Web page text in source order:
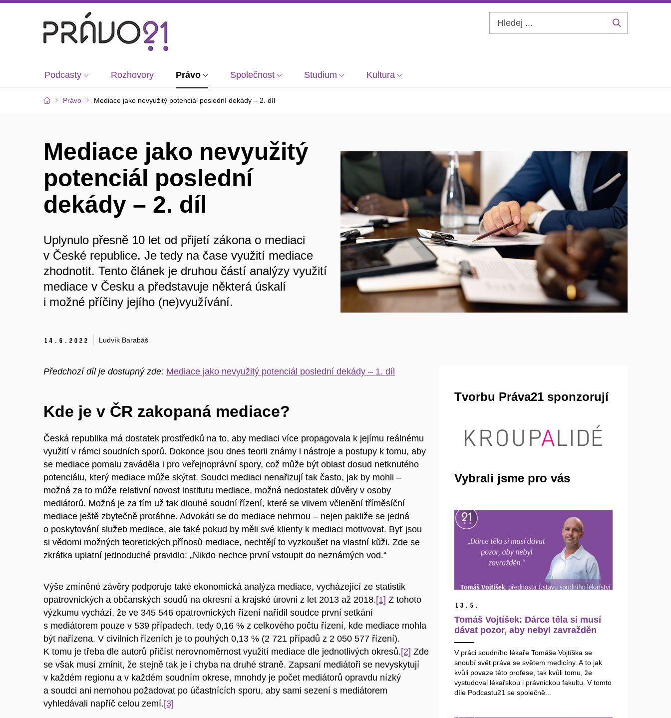
Podcasty Rozhovory Právo Společnost Studium Kultura
Právo Mediace jako nevyužitý potenciál poslední dekády – 2. díl
Mediace jako nevyužitý
potenciál poslední
dekády – 2. díl
Uplynulo přesně 10 let od přijetí zákona o mediaci
v České republice. Je tedy na čase využití mediace
zhodnotit. Tento článek je druhou částí analýzy využití
mediace v Česku a představuje některá úskalí
i možné příčiny jejího (ne)využívání.
14. 6. 2022 Ludvík Barabáš
Předchozí díl je dostupný zde: Mediace jako nevyužitý potenciál poslední dekády – 1. díl
Kde je v ČR zakopaná mediace?
Česká republika má dostatek prostředků na to, aby mediaci více propagovala k jejímu reálnému
využití v rámci soudních sporů. Dokonce jsou dnes teorii známy i nástroje a postupy k tomu, aby
se mediace pomalu zaváděla i pro veřejnoprávní spory, což může být oblast dosud netknutého
potenciálu, který mediace může skýtat. Soudci mediaci nenařizují tak často, jak by mohli –
možná za to může relativní novost institutu mediace, možná nedostatek důvěry v osoby
mediátorů. Možná je za tím už tak dlouhé soudní řízení, které se vlivem včlenění tříměsíční
mediace ještě zbytečně protáhne. Advokáti se do mediace nehrnou – nejen pakliže se jedná
o poskytování služeb mediace, ale také pokud by měli své klienty k mediaci motivovat. Byť jsou
si vědomi možných teoretických přínosů mediace, nechtějí to vyzkoušet na vlastní kůži. Zde se
zkrátka uplatní jednoduché pravidlo: „Nikdo nechce první vstoupit do neznámých vod.“
Výše zmíněné závěry podporuje také ekonomická analýza mediace, vycházející ze statistik
opatrovnických a občanských soudů na okresní a krajské úrovni z let 2013 až 2018.[1] Z tohoto
výzkumu vychází, že ve 345 546 opatrovnických řízení nařídil soudce první setkání
s mediátorem pouze v 539 případech, tedy 0,16 % z celkového počtu řízení, kde mediace mohla
být nařízena. V civilních řízeních je to pouhých 0,13 % (2 721 případů z 2 050 577 řízení).
K tomu je třeba dle autorů přičíst nerovnoměrnost využití mediace dle jednotlivých okresů.[2] Zde
se však musí zmínit, že stejně tak je i chyba na druhé straně. Zapsaní mediátoři se nevyskytují
v každém regionu a v každém soudním okrese, mnohdy je počet mediátorů opravdu nízký
a soudci ani nemohou požadovat po účastnících sporu, aby sami sezení s mediátorem
vyhledávali napříč celou zemí.[3]
Tvorbu Práva21 sponzorují
Vybrali jsme pro vás
13. 5.
Tomáš Vojtíšek: Dárce těla si musí
dávat pozor, aby nebyl zavražděn
V práci soudního lékaře Tomáše Vojtíška se
snoubí svět práva se světem medicíny. A to jak
kvůli povaze této profese, tak kvůli tomu, že
vystudoval lékařskou i právnickou fakultu. V tomto
díle Podcastu21 se společně...